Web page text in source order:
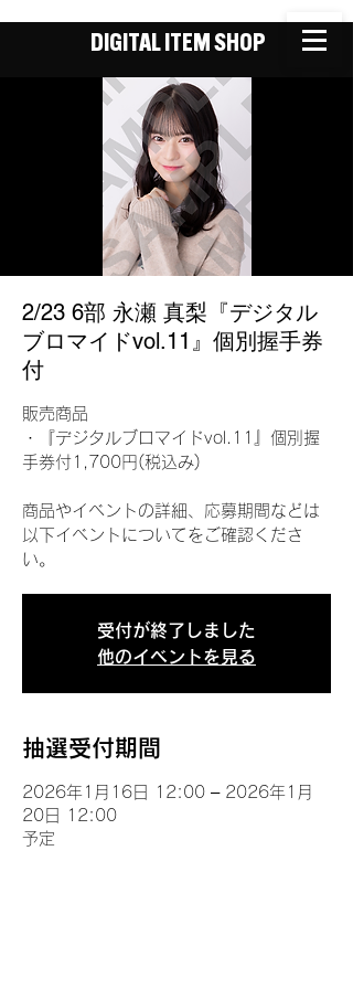
DIGITAL ITEM SHOP
2/23 6部 永瀬 真梨『デジタル
ブロマイドvol.11』個別握手券
付
販売商品
・『デジタルブロマイドvol.11』個別握
手券付1,700円(税込み)
商品やイベントの詳細、応募期間などは
以下イベントについてをご確認くださ
い。
受付が終了しました
他のイベントを見る
抽選受付期間
2026年1月16日 12:00 – 2026年1月
20日 12:00
予定